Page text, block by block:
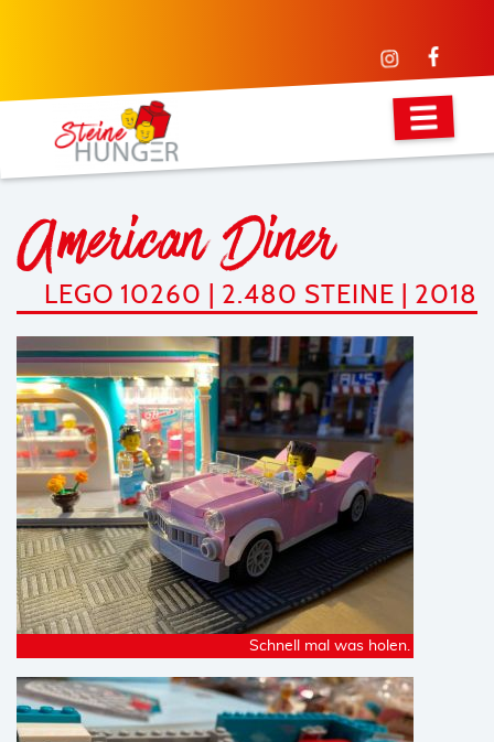
American Diner
LEGO 10260 | 2.480 STEINE | 2018
Schnell mal was holen.